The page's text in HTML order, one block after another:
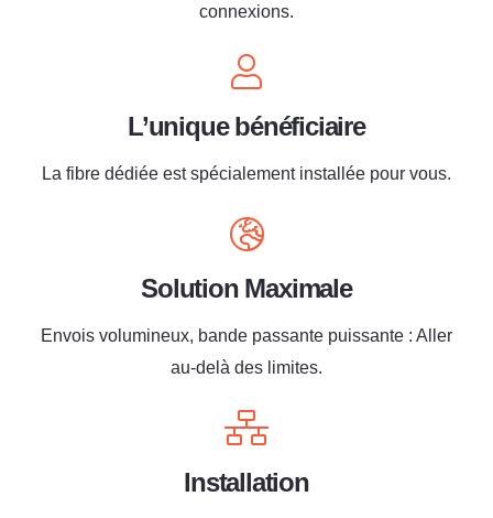
connexions.
L’unique bénéficiaire
La fibre dédiée est spécialement installée pour vous.
Solution Maximale
Envois volumineux, bande passante puissante : Aller
au-delà des limites.
Installation